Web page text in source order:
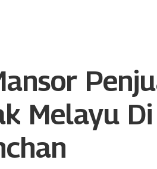
Melayu Di